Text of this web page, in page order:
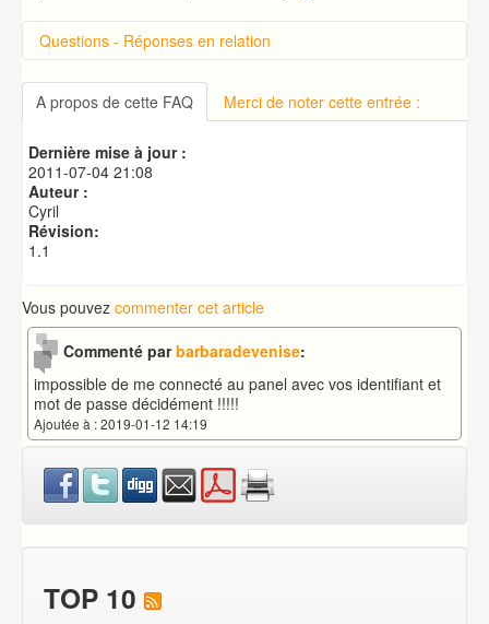
Questions - Réponses en relation
Introduction sur cPanel
Changer le mot de passe d'accès à cPanel
Publication de votre site web
Créer une base de données MySQL
A propos de cette FAQ Merci de noter cette entrée :
Dernière mise à jour :
2011-07-04 21:08
Auteur :
Cyril
Révision:
1.1
Vous pouvez commenter cet article
Commenté parbarbaradevenise:
impossible de me connecté au panel avec vos identifiant et
mot de passe décidément !!!!!
Ajoutée à : 2019-01-12 14:19
TOP 10